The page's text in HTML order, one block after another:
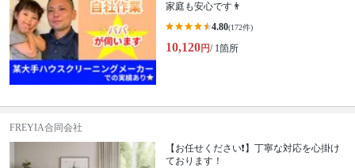
家庭も安心です👨
4.80(172件)
10,120円/ 1箇所
FREYIA合同会社
【お任せください❗️】丁寧な対応を心掛け
ております！